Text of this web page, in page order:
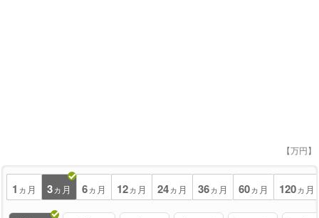
【万円】
1 ヵ月 3ヵ月 6ヵ月 12ヵ月 24ヵ月 36ヵ月 60ヵ月 120ヵ月